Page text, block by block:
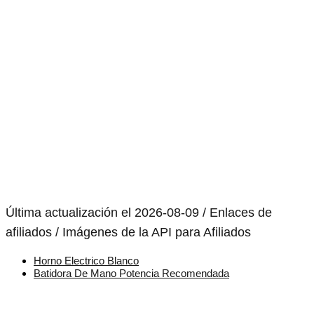
Última actualización el 2026-08-09 / Enlaces de
afiliados / Imágenes de la API para Afiliados
Horno Electrico Blanco
Batidora De Mano Potencia Recomendada